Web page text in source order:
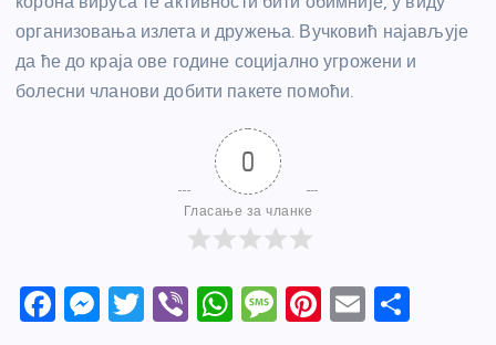
организовања излета и дружења. Вучковић најављује
да ће до краја ове године социјално угрожени и
болесни чланови добити пакете помоћи.
0
Гласање за чланке
F
M T
Vi W M Pi E